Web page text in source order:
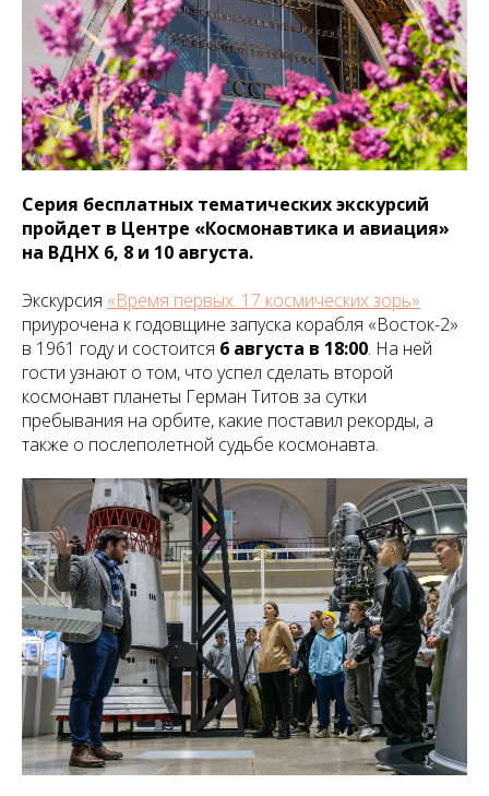
Серия бесплатных тематических экскурсий
пройдет в Центре «Космонавтика и авиация»
на ВДНХ 6, 8 и 10 августа.
Экскурсия «Время первых. 17 космических зорь»
приурочена к годовщине запуска корабля «Восток-2»
в 1961 году и состоится 6 августа в 18:00. На ней
гости узнают о том, что успел сделать второй
космонавт планеты Герман Титов за сутки
пребывания на орбите, какие поставил рекорды, а
также о послеполетной судьбе космонавта.